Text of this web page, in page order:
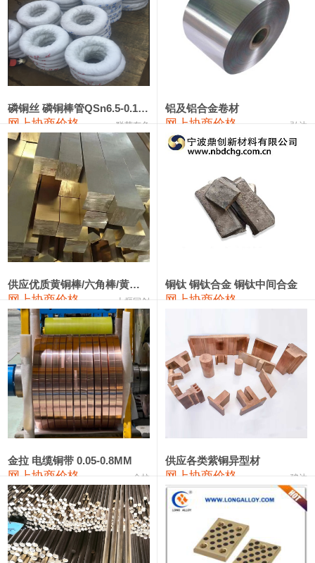
2#锑 84,000—90,000 87,000 0
1#镁 17,000—18,000 17,500
1#电解锰(99.7%袋装) 17,900—18,100 18,000
1#电解锰 18,800—19,000 18,900
1#铬 60,000—82,000
2202#硅 14,100—14,300
553#硅 9,200—9,400 9,300
3303#硅 10,300—10,500 10,400
441#硅 9,500—9,700
金属硅553#-331# 9,300—10,700 10,000 0
漆包线 111,610—115,610 113,610
磷铜合金 110,400—117,200 113,800 1,050
无氧铜丝(硬) 109,350—109,650 109,500
R410A专用紫铜管 113,340—113,340
铸造铝合金锭(A380） 26,200—26,400 26,300 100
铝合金ADC12 24,100—24,300 100
铸造铝合金锭(ZL102) 24,100—24,300 24,200
磷铜丝 磷铜棒管QSn6.5-0.1 7-0.2 8-0.3
网上协商价格 联荣有色
铝及铝合金卷材
网上协商价格 弘达
供应优质黄铜棒/六角棒/黄铜方板
网上协商价格 十堰同创
铜钛 铜钛合金 铜钛中间合金
网上协商价格
金拉 电缆铜带 0.05-0.8MM
网上协商价格 金拉
供应各类紫铜异型材
网上协商价格 骏达